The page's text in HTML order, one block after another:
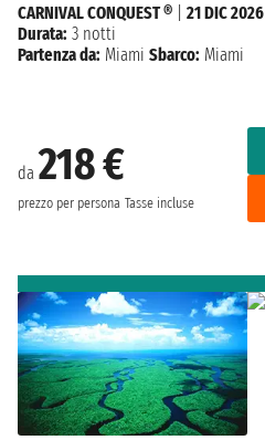
da 218 €
prezzo per persona Tasse incluse
CARNIVAL CONQUEST ®
21 DIC 2026
Durata: 3 notti
Partenza da: Miami Sbarco: Miami